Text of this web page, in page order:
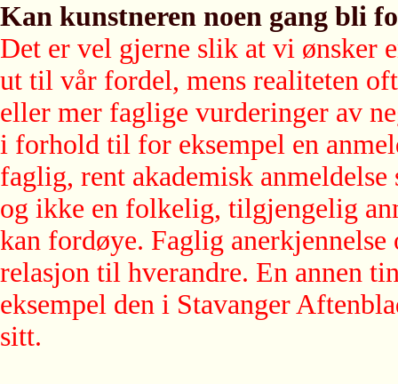
Kan kunstneren noen gang bli
Det er vel gjerne slik at vi ønsker
ut til vår fordel, mens realiteten
eller mer faglige vurderinger av
i forhold til for eksempel en
faglig, rent akademisk
og ikke en folkelig, tilgjengelig
kan fordøye. Faglig
relasjon til hverandre. En annen
eksempel den i Stavanger
sitt.